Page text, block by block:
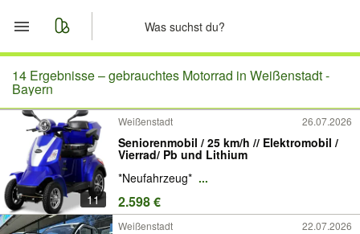
Start
Merkliste
Nachrichten
Anzeige aufgeben
14 Ergebnisse –gebrauchtes Motorrad in Weißenstadt -
Bayern
11
Weißenstadt 26.07.2026
Seniorenmobil / 25 km/h // Elektromobil /
Vierrad/ Pb und Lithium
*Neufahrzeug* ...
2.598 €
Weißenstadt 22.07.2026